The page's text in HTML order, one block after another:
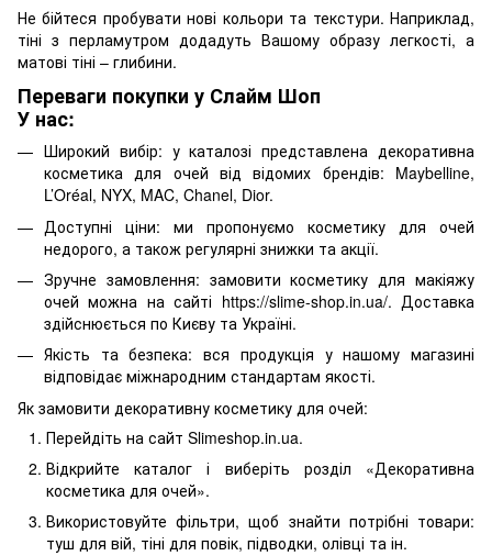
Не бійтеся пробувати нові кольори та текстури. Наприклад,
тіні з перламутром додадуть Вашому образу легкості, а
матові тіні – глибини.
Переваги покупки у Слайм Шоп
У нас:
Широкий вибір: у каталозі представлена ​​декоративна
косметика для очей від відомих брендів: Maybelline,
L’Oréal, NYX, MAC, Chanel, Dior.
Доступні ціни: ми пропонуємо косметику для очей
недорого, а також регулярні знижки та акції.
Зручне замовлення: замовити косметику для макіяжу
очей можна на сайті https://slime-shop.in.ua/. Доставка
здійснюється по Києву та Україні.
Якість та безпека: вся продукція у нашому магазині
відповідає міжнародним стандартам якості.
Як замовити декоративну косметику для очей:
Перейдіть на сайт Slimeshop.in.ua.
Відкрийте каталог і виберіть розділ «Декоративна
косметика для очей».
Використовуйте фільтри, щоб знайти потрібні товари:
туш для вій, тіні для повік, підводки, олівці та ін.